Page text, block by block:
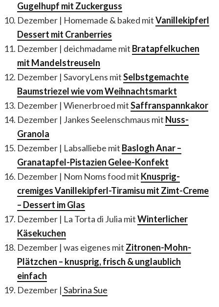
Gugelhupf mit Zuckerguss
Dezember | Homemade & baked mitVanillekipferl
Dessert mit Cranberries
Dezember | deichmadame mit Bratapfelkuchen
mit Mandelstreuseln
Dezember | SavoryLens mitSelbstgemachte
Baumstriezel wie vom Weihnachtsmarkt
Dezember | Wienerbroed mitSaffranspannkakor
Dezember | Jankes Seelenschmaus mit Nuss-
Granola
Dezember | Labsalliebe mit Baslogh Anar –
Granatapfel-Pistazien Gelee-Konfekt
Dezember | Nom Noms food mit Knusprig-
cremiges Vanillekipferl-Tiramisu mit Zimt-Creme
– Dessert im Glas
Dezember | La Torta di Julia mitWinterlicher
Käsekuchen
Dezember | was eigenes mit Zitronen-Mohn-
Plätzchen – knusprig, frisch & unglaublich
einfach
Dezember | Sabrina Sue